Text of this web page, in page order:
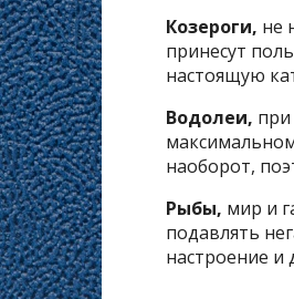
Козероги, не
принесут
настоящую
Водолеи, при
наоборот,
Рыбы, мир и
подавлять
настроение и